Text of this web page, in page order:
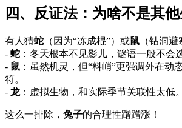
四、反证法：为啥不是其他
有人猜蛇 （因为“冻成棍”）或鼠 （钻洞避
- 蛇 ：冬天根本不见影儿，谜语一般不会
- 鼠 ：虽然机灵，但“料峭”更强调外在动
符。
- 龙：虚拟生物，和实际季节关联性太低。
这么一排除， 兔子的合理性蹭蹭涨！